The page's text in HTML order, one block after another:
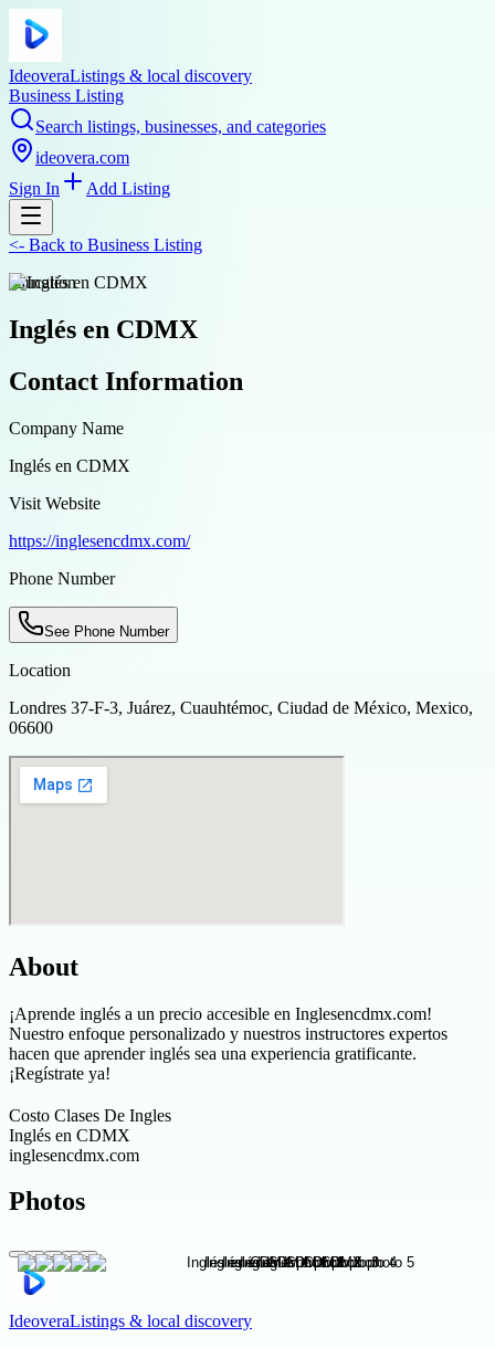
IdeoveraListings & local discovery
Business Listing
Search listings, businesses, and categories
ideovera.com
Sign In
Add Listing
<- Back to Business Listing
education
Inglés en CDMX
Contact Information
Company Name
Inglés en CDMX
Visit Website
https://inglesencdmx.com/
Phone Number
See Phone Number
Location
Londres 37-F-3, Juárez, Cuauhtémoc, Ciudad de México, Mexico,
06600
About
¡Aprende inglés a un precio accesible en Inglesencdmx.com!
Nuestro enfoque personalizado y nuestros instructores expertos
hacen que aprender inglés sea una experiencia gratificante.
¡Regístrate ya!
Costo Clases De Ingles
Inglés en CDMX
inglesencdmx.com
Photos
IdeoveraListings & local discovery